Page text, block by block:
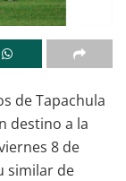
de Tapachula
destino a la
8 de
similar de